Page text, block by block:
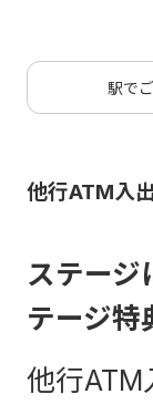
の引下
駅で
他行ATM入
ステージ
テージ特
他行ATM